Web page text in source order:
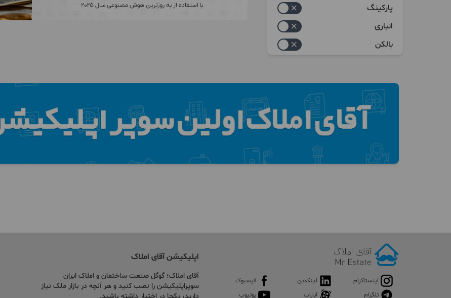
پارکینگ
انباری
بالکن
اینستاگرام لینکدین
فیسبوک
تلگرام
آپارات یوتیوب
اپلیکیشن آقای املاک
آقای املاک؛ گوگل صنعت ساختمان و املاک ایران
سوپراپلیکیشن را نصب کنید و هر آنچه در بازار ملک نیاز
دارید، یکجا در اختیار داشته باشید.